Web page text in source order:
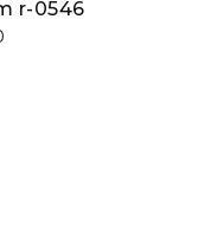
r-0546